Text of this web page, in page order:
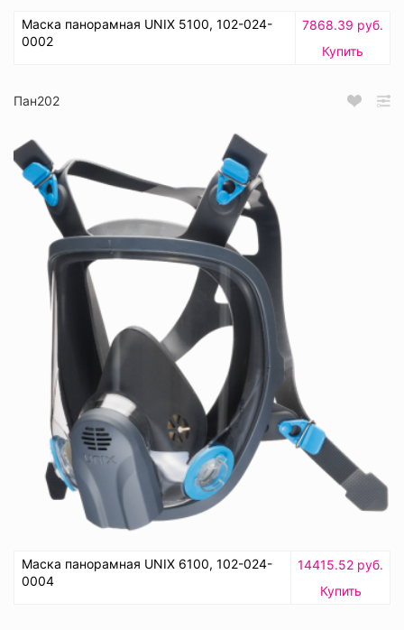
Маска панорамная UNIX 5100, 102-024-
0002
7868.39 руб.
Купить
Пан202
Маска панорамная UNIX 6100, 102-024-
0004
14415.52 руб.
Купить